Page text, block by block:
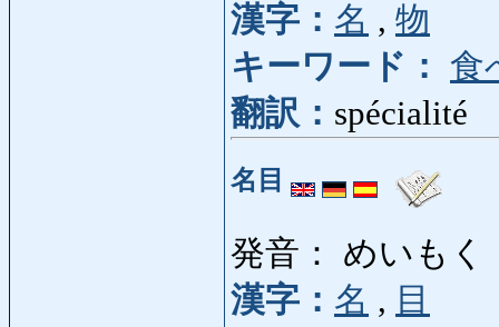
漢字： 名 , 物
キーワード：
食
翻訳： spécialité
名目
発音： めいもく
漢字： 名 , 目